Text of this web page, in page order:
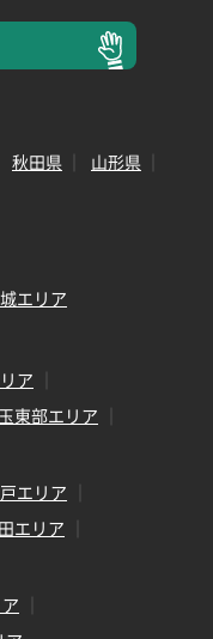
秋田県
山形県
エリア
ア
東部エリア
エリア
エリア